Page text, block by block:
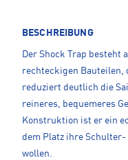
BESCHREIBUNG
Der Shock Trap besteht
rechteckigen Bauteilen,
reduziert deutlich die
reineres, bequemeres
Konstruktion ist er ein
dem Platz ihre
wollen.